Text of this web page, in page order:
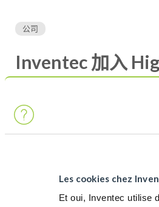
Les cookies chez
Et oui, Inventec utilise
公司
Inventec 加入
我们非常自豪地宣布， Inventec
为 High Tech NL
的成员，这是加强
生态系统之一中影响力的重要一步。
业技术服务于电子、半导体、航空航